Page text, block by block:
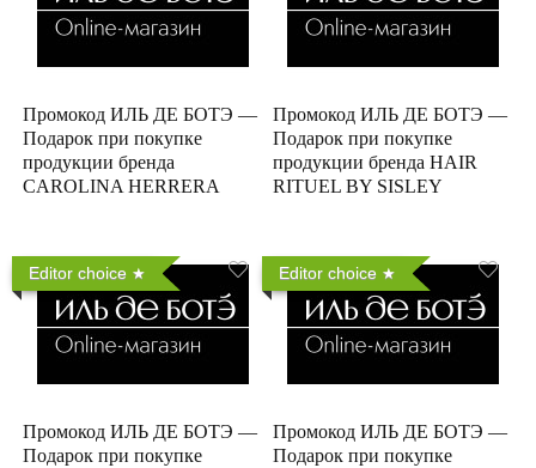
Промокод ИЛЬ ДЕ БОТЭ —
Подарок при покупке
продукции бренда
CAROLINA HERRERA
Промокод ИЛЬ ДЕ БОТЭ —
Подарок при покупке
продукции бренда HAIR
RITUEL BY SISLEY
Editor choice
Промокод ИЛЬ ДЕ БОТЭ —
Подарок при покупке
Editor choice
Промокод ИЛЬ ДЕ БОТЭ —
Подарок при покупке